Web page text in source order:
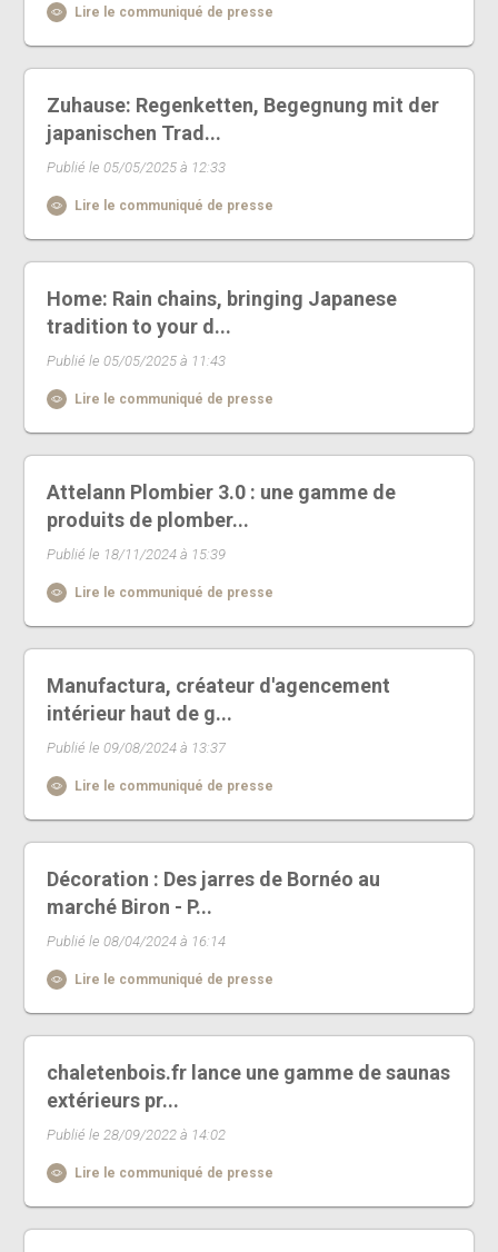
Lire le communiqué de presse
Zuhause: Regenketten, Begegnung mit der
japanischen Trad...
Publié le 05/05/2025 à 12:33
Lire le communiqué de presse
Home: Rain chains, bringing Japanese
tradition to your d...
Publié le 05/05/2025 à 11:43
Lire le communiqué de presse
Attelann Plombier 3.0 : une gamme de
produits de plomber...
Publié le 18/11/2024 à 15:39
Lire le communiqué de presse
Manufactura, créateur d'agencement
intérieur haut de g...
Publié le 09/08/2024 à 13:37
Lire le communiqué de presse
Décoration : Des jarres de Bornéo au
marché Biron - P...
Publié le 08/04/2024 à 16:14
Lire le communiqué de presse
chaletenbois.fr lance une gamme de saunas
extérieurs pr...
Publié le 28/09/2022 à 14:02
Lire le communiqué de presse